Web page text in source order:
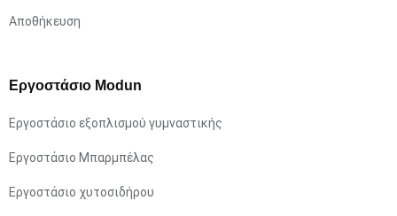
Αποθήκευση
Εργοστάσιο Modun
Εργοστάσιο εξοπλισμού γυμναστικής
Εργοστάσιο Μπαρμπέλας
Εργοστάσιο χυτοσιδήρου